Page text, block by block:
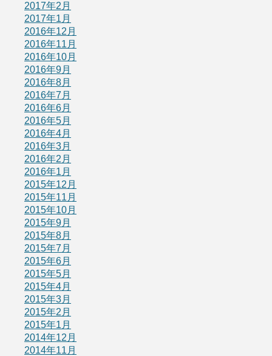
2017年2月
2017年1月
2016年12月
2016年11月
2016年10月
2016年9月
2016年8月
2016年7月
2016年6月
2016年5月
2016年4月
2016年3月
2016年2月
2016年1月
2015年12月
2015年11月
2015年10月
2015年9月
2015年8月
2015年7月
2015年6月
2015年5月
2015年4月
2015年3月
2015年2月
2015年1月
2014年12月
2014年11月